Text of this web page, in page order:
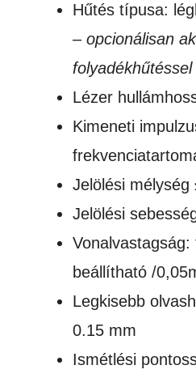
Hűtés típusa:
– opcionálisan
Lézer
Kimeneti
Jelölési mélység
Jelölési
Vonalvastagság:
beállítható /
Legkisebb
0.15 mm
Ismétlési